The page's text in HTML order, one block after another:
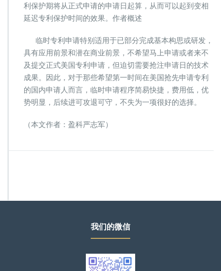
利保护期将从正式申请的申请日起算，从而可以起到变相
延迟专利保护时间的效果。作者概述
临时专利申请特别适用于已部分完成基本构思或研发，
具有应用前景和潜在商业前景，不希望马上申请或者来不
及提交正式美国专利申请，但迫切需要抢注申请日的技术
成果。因此，对于那些希望第一时间在美国抢先申请专利
的国内申请人而言，临时申请程序简易快捷，费用低，优
势明显，后续进可攻退可守，不失为一项很好的选择。
（本文作者：盈科严志军）
我们的微信